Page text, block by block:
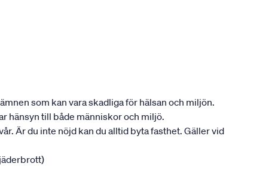
som kan vara skadliga för hälsan och miljön.
hänsyn till både människor och miljö.
Är du inte nöjd kan du alltid byta fasthet. Gäller vid